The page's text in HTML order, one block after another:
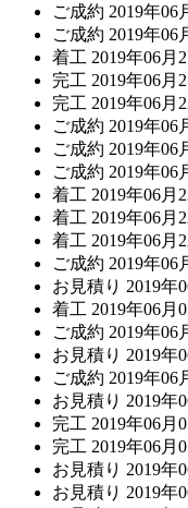
ご成約 2019年06
ご成約 2019年06
着工 2019年06月
完工 2019年06月
完工 2019年06月
ご成約 2019年06
ご成約 2019年06
ご成約 2019年06
着工 2019年06月
着工 2019年06月
着工 2019年06月
ご成約 2019年06
お見積り 2019年
着工 2019年06月
ご成約 2019年06
お見積り 2019年
ご成約 2019年06
お見積り 2019年
完工 2019年06月
完工 2019年06月
お見積り 2019年
お見積り 2019年